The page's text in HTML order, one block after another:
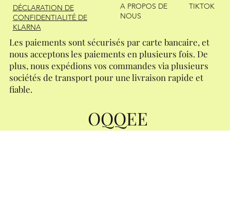
OQQEE
Les paiements sont sécurisés par carte bancaire, et
nous acceptons les paiements en plusieurs fois. De
plus, nous expédions vos commandes via plusieurs
sociétés de transport pour une livraison rapide et
fiable.
TIKTOK
A PROPOS DE
NOUS
DÉCLARATION DE
CONFIDENTIALITÉ DE
KLARNA